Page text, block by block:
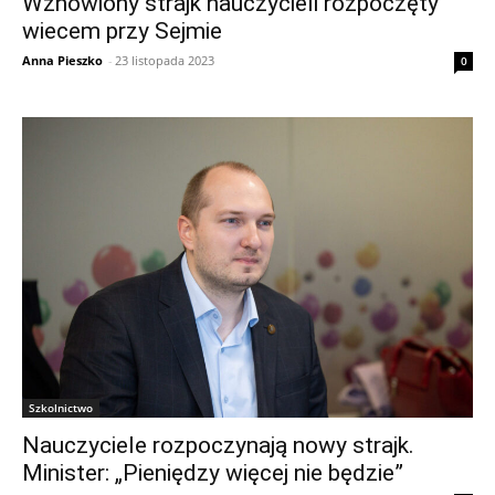
wiecem przy Sejmie
Anna Pieszko - 23 listopada 2023 0
Szkolnictwo
Nauczyciele rozpoczynają nowy strajk.
Minister: „Pieniędzy więcej nie będzie”